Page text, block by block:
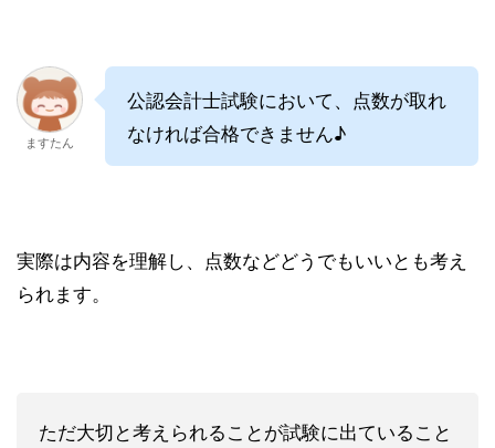
ますたん
公認会計士試験において、点数が取れ
なければ合格できません♪
実際は内容を理解し、点数などどうでもいいとも考え
られます。
ただ大切と考えられることが試験に出ていること